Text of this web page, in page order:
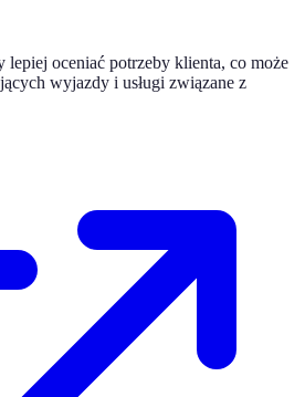
lepiej oceniać potrzeby klienta, co może
wyjazdy i usługi związane z